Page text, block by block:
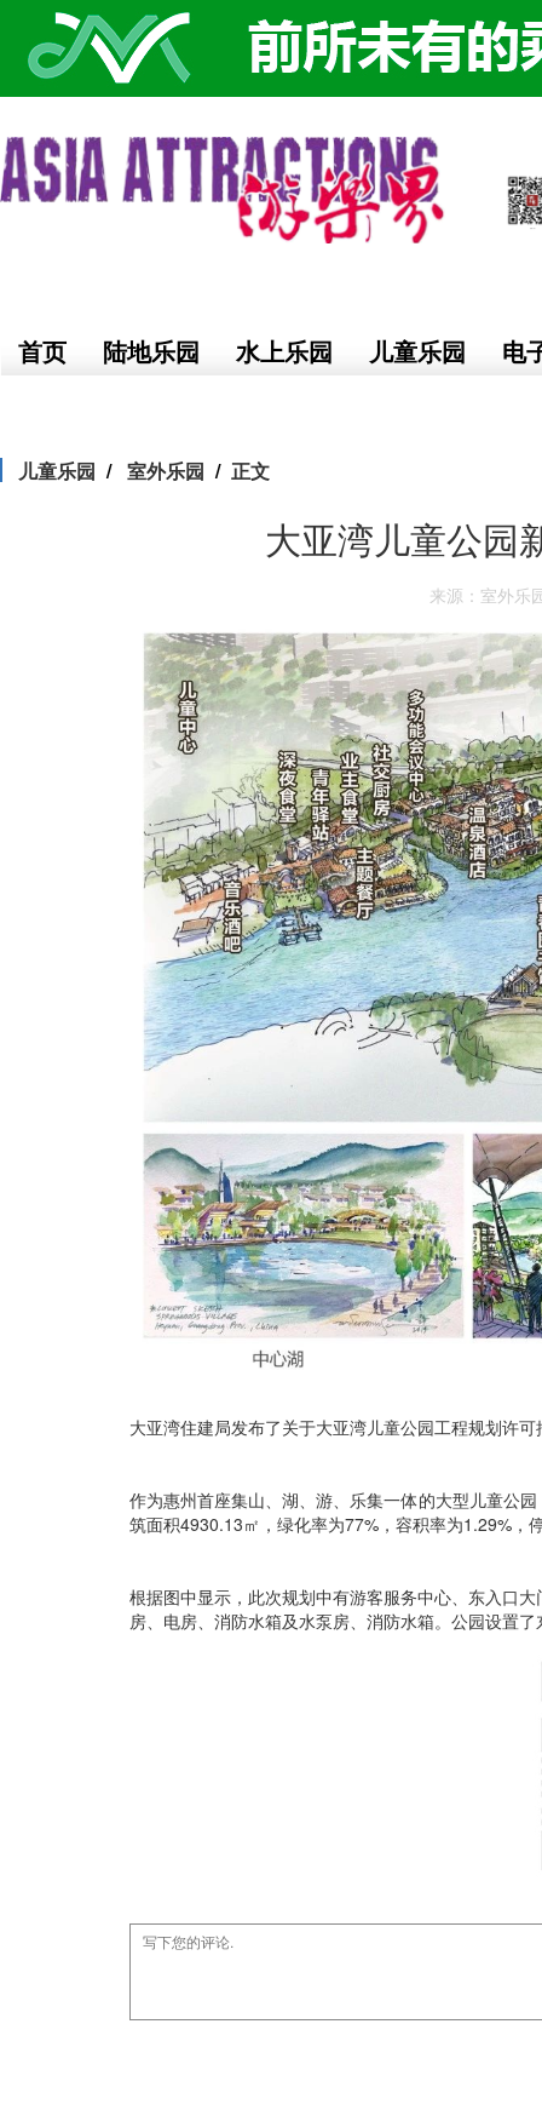
首页 陆地乐园 水上乐园 儿童乐园 电
儿童乐园 室外乐园 正文
大亚湾儿童公园
来源：室外乐
大亚湾住建局发布了关于大亚湾儿童公园工程规划许可
作为惠州首座集山、湖、游、乐集一体的大型儿童公
筑面积4930.13㎡，绿化率为77%，容积率为1.29%，
根据图中显示，此次规划中有游客服务中心、东入口
房、电房、消防水箱及水泵房、消防水箱。公园设置